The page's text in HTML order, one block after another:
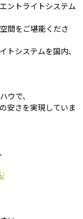
ントライトシステム
間をご堪能くださ
トシステムを国内、
ウで、
安さを実現していま